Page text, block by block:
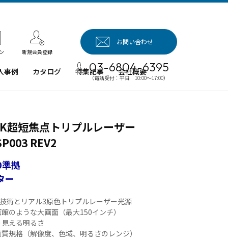
新規会員登録
事例
例（業
ージほ
業務用
業務用
ェクタ
業務用
ィオ・
カタログ 特集記事 会社概要
お問い合わせ
03-6804-6395
（電話受付：平日 10:00～17:00）
超短焦点トリプルレーザー
REV2
拠
ー
術とリアル3原色トリプルレーザー光源
のような大画面（最大150インチ）
える明るさ
規格（解像度、色域、明るさのレンジ）